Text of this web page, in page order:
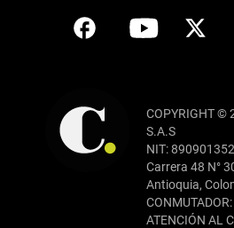
COPYRIGHT ©
S.A.S
NIT:
Carrera 48 N°
Antioquia,
ATENCIÓN AL